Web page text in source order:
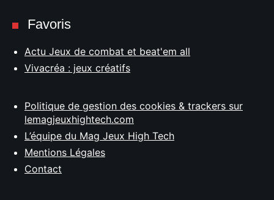
Favoris
Actu Jeux de combat et beat'em all
Vivacréa : jeux créatifs
Politique de gestion des cookies & trackers sur
lemagjeuxhightech.com
L’équipe du Mag Jeux High Tech
Mentions Légales
Contact